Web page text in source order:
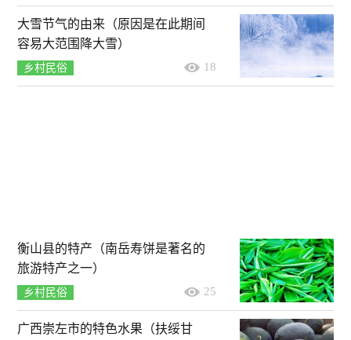
大雪节气的由来（原因是在此期间
容易大范围降大雪）
乡村民俗 18
衡山县的特产（南岳寿饼是著名的
旅游特产之一）
乡村民俗 25
广西崇左市的特色水果（扶绥甘